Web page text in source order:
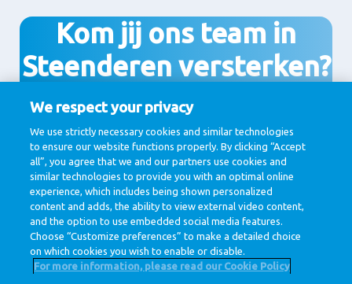
Kom jij ons team in
Steenderen versterken?
Bekijk vacatures
We respect your privacy
We use strictly necessary cookies and similar technologies
to ensure our website functions properly. By clicking “Accept
all”, you agree that we and our partners use cookies and
similar technologies to provide you with an optimal online
experience, which includes being shown personalized
content and adds, the ability to view external video content,
and the option to use embedded social media features.
Choose “Customize preferences” to make a detailed choice
on which cookies you wish to enable or disable.
For more information, please read our Cookie Policy